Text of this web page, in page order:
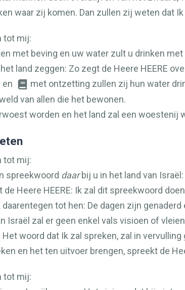
waar zij komen. Dan zullen zij weten dat Ik
tot mij:
met beving en uw water zult u drinken
land zeggen: Zo zegt de Heere HEERE
en
met ontzetting zullen zij hun water
van allen die het bewonen.
worden en het land zal een woestenij
tot mij:
spreekwoord daarbij u in het land van
de Heere HEERE: Ik zal dit spreekwoord
tot hen: De dagen zijn genaderd
Israël zal er geen enkel vals visioen of
Het woord dat Ik zal spreken, zal in
en het ten uitvoer brengen, spreekt de
tot mij: